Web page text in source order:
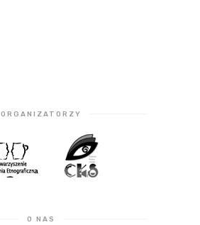
ORGANIZATORZY
O NAS